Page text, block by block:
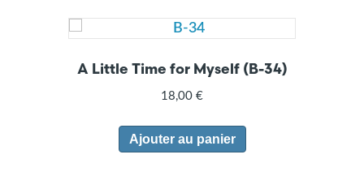
A Little Time for Myself (B-34)
18,00 €
Ajouter au panier